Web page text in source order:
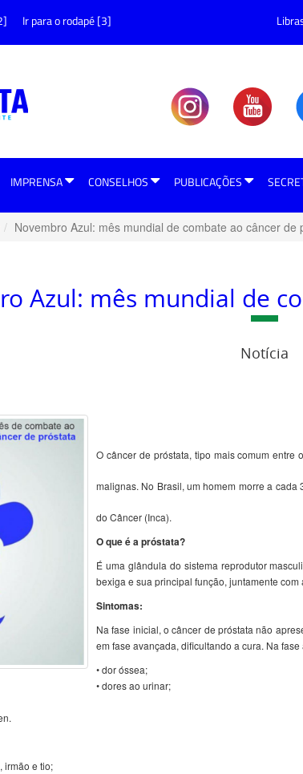
Ir para o rodapé [3]
IMPRENSA CONSELHOS PUBLICAÇÕES
Novembro Azul: mês mundial de combate ao câncer de
Azul: mês mundial de
Notícia
O câncer de próstata, tipo mais comum
malignas. No Brasil, um homem morre a
do Câncer (Inca).
O que é a próstata?
É uma glândula do sistema reprodutor
bexiga e sua principal função, juntamente
Sintomas:
Na fase inicial, o câncer de próstata não
em fase avançada, dificultando a cura. Na
• dor óssea;
• dores ao urinar;
irmão e tio;